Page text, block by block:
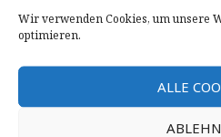
Wir verwenden Cookies, um unsere
optimieren.
ALLE
Aus Deinem Wort
Und wir der Weisheit
Damit, gefestigt
Wir ohne Wanken in